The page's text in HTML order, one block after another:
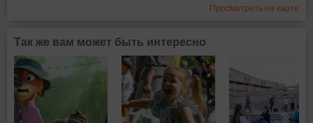
Просмотреть на карте
Так же вам может быть интересно